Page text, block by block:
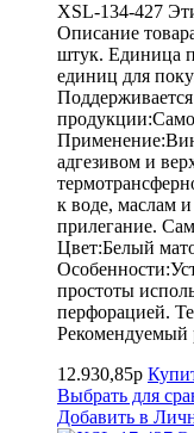
XSL-134-427
Описание
штук. Единица
единиц для
адгезивом и
к воде, маслам
прилегание.
Цвет:Белый
простоты
перфорацией.
Рекомендуемый
12.930,85р
Выбрать для
Добавить в